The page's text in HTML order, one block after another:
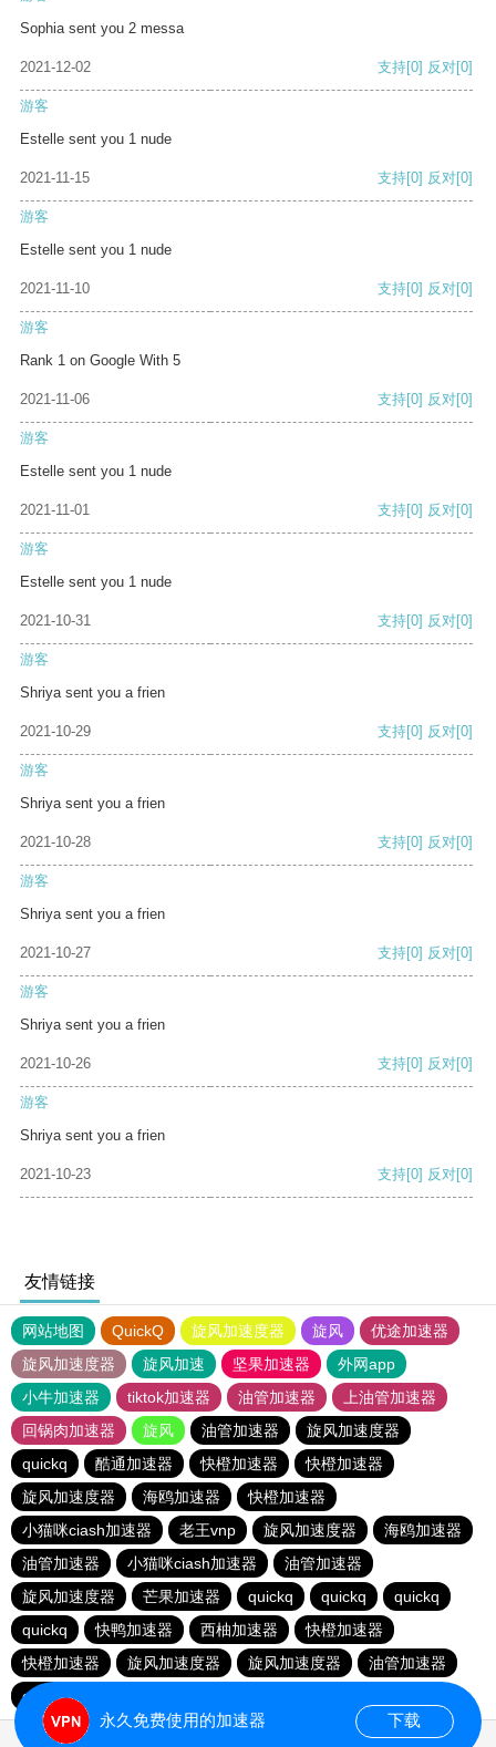
Sophia sent you 2 messa
2021-12-02 支持[0] 反对[0]
游客
Estelle sent you 1 nude
2021-11-15 支持[0] 反对[0]
游客
Estelle sent you 1 nude
2021-11-10 支持[0] 反对[0]
游客
Rank 1 on Google With 5
2021-11-06 支持[0] 反对[0]
游客
Estelle sent you 1 nude
2021-11-01 支持[0] 反对[0]
游客
Estelle sent you 1 nude
2021-10-31 支持[0] 反对[0]
游客
Shriya sent you a frien
2021-10-29 支持[0] 反对[0]
游客
Shriya sent you a frien
2021-10-28 支持[0] 反对[0]
游客
Shriya sent you a frien
2021-10-27 支持[0] 反对[0]
游客
Shriya sent you a frien
2021-10-26 支持[0] 反对[0]
游客
Shriya sent you a frien
2021-10-23 支持[0] 反对[0]
友情链接
网站地图 QuickQ 旋风加速度器 旋风
优途加速器
旋风加速度器
旋风加速 坚果加速器
外网app
小牛加速器
tiktok加速器 油管加速器
上油管加速器
回锅肉加速器
旋风 油管加速器
旋风加速度器
quickq
酷通加速器 快橙加速器
快橙加速器
旋风加速度器
海鸥加速器
快橙加速器
小猫咪ciash加速器
老王vnp 旋风加速度器
海鸥加速器
油管加速器
小猫咪ciash加速器
油管加速器
旋风加速度器
芒果加速器 quickq quickq
quickq
quickq
快鸭加速器 西柚加速器
快橙加速器
快橙加速器
旋风加速度器 旋风加速度器
油管加速器
quickq
永久免费使用的加速器 下载